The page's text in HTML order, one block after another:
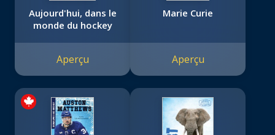
Aujourd'hui, dans le
monde du hockey
Aperçu
Marie Curie
Aperçu